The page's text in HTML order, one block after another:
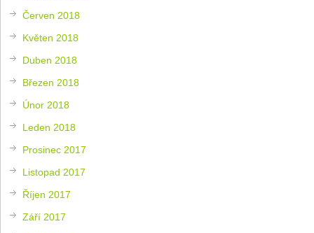
Červen 2018
Květen 2018
Duben 2018
Březen 2018
Únor 2018
Leden 2018
Prosinec 2017
Listopad 2017
Říjen 2017
Září 2017